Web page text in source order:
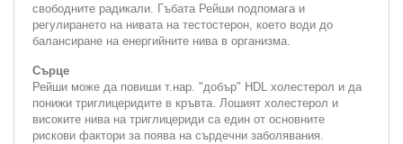
свободните радикали. Гъбата Рейши подпомага и
регулирането на нивата на тестостерон, което води до
балансиране на енергийните нива в организма.
Сърце
Рейши може да повиши т.нар. "добър" HDL холестерол и да
понижи триглицеридите в кръвта. Лошият холестерол и
високите нива на триглицериди са един от основните
рискови фактори за поява на сърдечни заболявания.